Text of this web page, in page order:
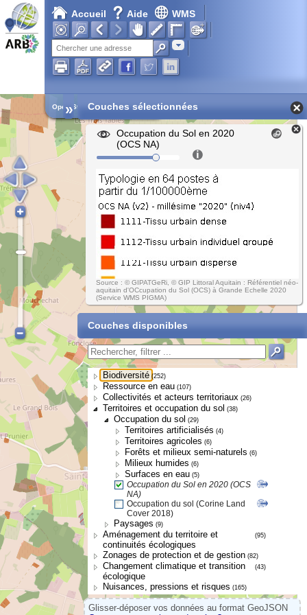
Accueil Aide WMS
Adresse
Chargement en cours...
Open Street Map
» Couches sélectionnées
Occupation du Sol en 2020
(OCS NA)
Source : © GIPATGeRi, © GIP Littoral Aquitain : Référentiel néo-
aquitain d'OCcupation du Sol (OCS) à Grande Echelle 2020
(Service WMS PIGMA)
Couches disponibles
Biodiversité (252)
Ressource en eau (107)
Collectivités et acteurs territoriaux (26)
Territoires et occupation du sol (38)
Occupation du sol (29)
Territoires artificialisés (4)
Territoires agricoles (6)
Forêts et milieux semi-naturels (6)
Milieux humides (6)
Surfaces en eau (5)
Occupation du Sol en 2020 (OCS
NA)
Occupation du sol (Corine Land
Cover 2018)
Paysages (9)
Aménagement du territoire et
continuités écologiques
(95)
Zonages de protection et de gestion (82)
Changement climatique et transition
écologique
(43)
Nuisances, pressions et risques (165)
Glisser-déposer vos données au format GeoJSON